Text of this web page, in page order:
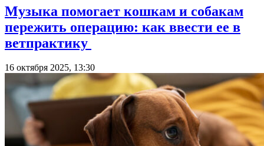
Музыка помогает кошкам и собакам
пережить операцию: как ввести ее в
ветпрактику
16 октября 2025, 13:30